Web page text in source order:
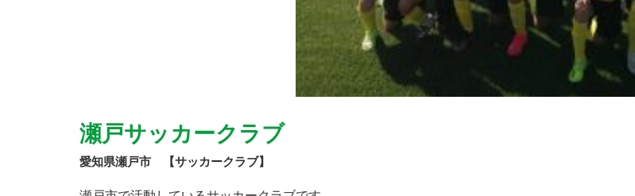
瀬戸サッカークラブ
愛知県瀬戸市 【サッカークラブ】